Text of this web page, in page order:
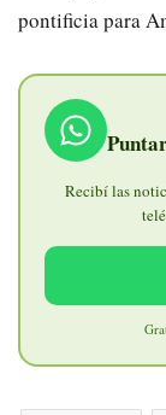
pontificia para
Recibí las